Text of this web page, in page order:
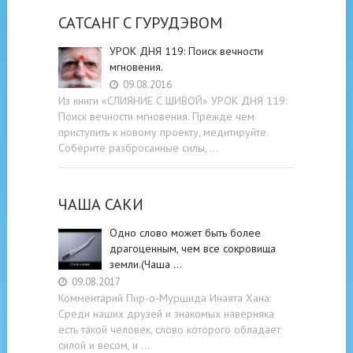
САТСАНГ C ГУРУДЭВОМ
УРОК ДНЯ 119: Поиск вечности
мгновения.
09.08.2016
Из книги «СЛИЯНИЕ С ШИВОЙ» УРОК ДНЯ 119:
Поиск вечности мгновения. Прежде чем
приступить к новому проекту, медитируйте.
Соберите разбросанные силы, …
ЧАША САКИ
Одно слово может быть более
драгоценным, чем все сокровища
земли.(Чаша …
09.08.2017
Комментарий Пир-о-Муршида Инаята Хана:
Среди наших друзей и знакомых наверняка
есть такой человек, слово которого обладает
силой и весом, и …